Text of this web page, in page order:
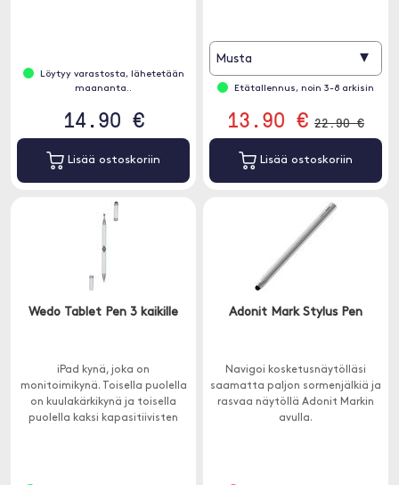
Löytyy varastosta, lähetetään
maananta..
14.90 €
Lisää ostoskoriin
Musta ▾
Etätallennus, noin 3-8 arkisin
13.90 € 22.90 €
Lisää ostoskoriin
Wedo Tablet Pen 3 kaikille
iPad kynä, joka on
monitoimikynä. Toisella puolella
on kuulakärkikynä ja toisella
puolella kaksi kapasitiivisten
Adonit Mark Stylus Pen
Navigoi kosketusnäytölläsi
saamatta paljon sormenjälkiä ja
rasvaa näytöllä Adonit Markin
avulla.